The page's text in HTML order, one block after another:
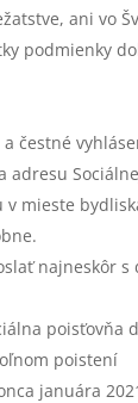
ani vo
podmienky
čestné
adresu
v mieste
najneskôr s
poisťovňa
poistení
januára